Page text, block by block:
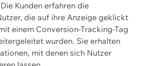
Kunden erfahren die
die auf ihre Anzeige geklickt
einem Conversion-Tracking-Tag
wurden. Sie erhalten
mit denen sich Nutzer